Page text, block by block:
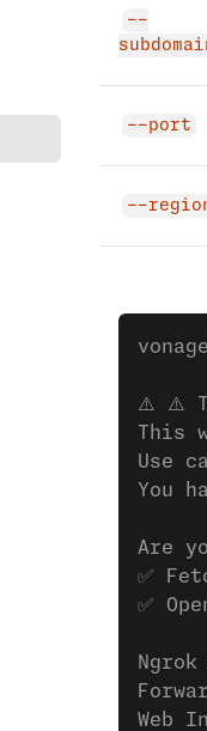
--
--port
--
⚠️ ⚠️
This
Use
You
Are
✅
✅
Web